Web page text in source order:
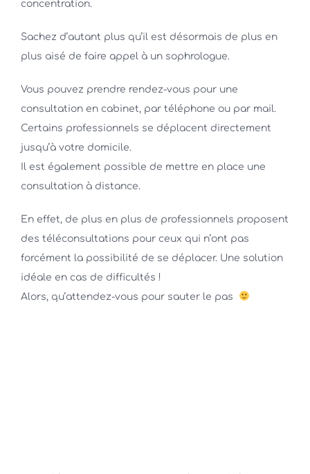
concentration.
Sachez d’autant plus qu’il est désormais de plus en
plus aisé de faire appel à un sophrologue.
Vous pouvez prendre rendez-vous pour une
consultation en cabinet, par téléphone ou par mail.
Certains professionnels se déplacent directement
jusqu’à votre domicile.
Il est également possible de mettre en place une
consultation à distance.
En effet, de plus en plus de professionnels proposent
des téléconsultations pour ceux qui n’ont pas
forcément la possibilité de se déplacer. Une solution
idéale en cas de difficultés !
Alors, qu’attendez-vous pour sauter le pas